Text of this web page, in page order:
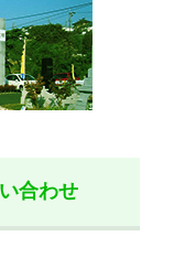
合わせ